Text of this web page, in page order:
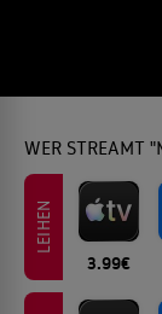
WER STREAMT
LEIHEN
3.99€